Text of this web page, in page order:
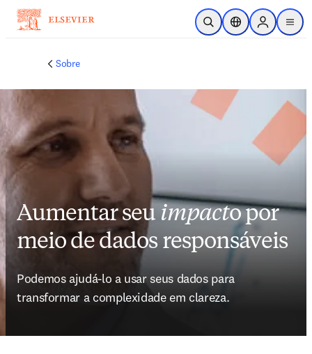
Ir para o conteúdo principal
Pesquisa aberta
Seletor deSign in to
menu
Sobre
Aumentar seu impacto por
meio de dados responsáveis
Podemos ajudá-lo a usar seus dados para
transformar a complexidade em clareza.